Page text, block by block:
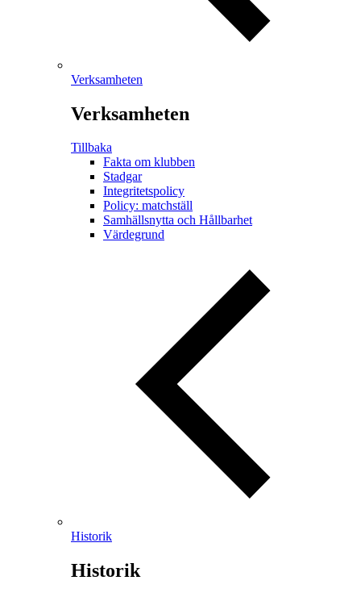
Verksamheten
Verksamheten
Tillbaka
Fakta om klubben
Stadgar
Integritetspolicy
Policy: matchställ
Samhällsnytta och Hållbarhet
Värdegrund
Historik
Historik